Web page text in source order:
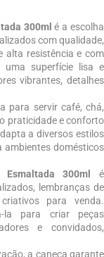
300ml é a escolha
com qualidade,
alta resistência e com
uma superfície lisa e
vibrantes, detalhes
para servir café, chá,
praticidade e conforto
a diversos estilos
ambientes domésticos
300ml
é
lembranças de
para venda.
la para criar peças
e convidados,
a caneca garante